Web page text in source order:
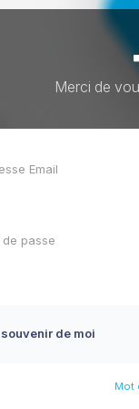
Merci de
de moi
Mot